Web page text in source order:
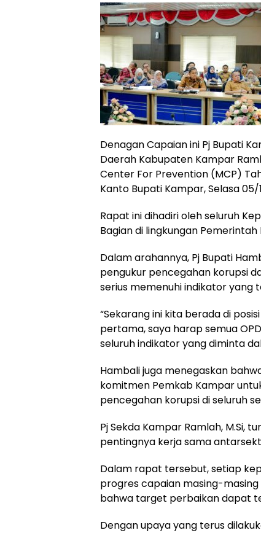
Denagan Capaian ini Pj Bupati
Daerah Kabupaten Kampar
Center For Prevention (MCP)
Kanto Bupati Kampar, Selasa 05/
Rapat ini dihadiri oleh seluruh
Bagian di lingkungan
Dalam arahannya, Pj Bupati
pengukur pencegahan korupsi
serius memenuhi indikator yang
“Sekarang ini kita berada di
pertama, saya harap semua
seluruh indikator yang diminta
Hambali juga menegaskan
komitmen Pemkab Kampar
pencegahan korupsi di seluruh
Pj Sekda Kampar Ramlah, M.Si,
pentingnya kerja sama
Dalam rapat tersebut, setiap
progres capaian masing-
bahwa target perbaikan dapat
Dengan upaya yang terus